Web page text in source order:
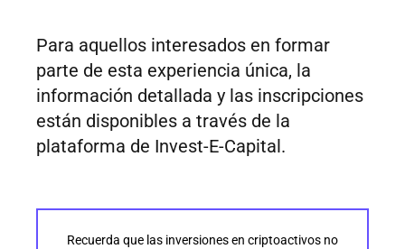
Para aquellos interesados en formar
parte de esta experiencia única, la
información detallada y las inscripciones
están disponibles a través de la
plataforma de Invest-E-Capital.
Recuerda que las inversiones en criptoactivos no